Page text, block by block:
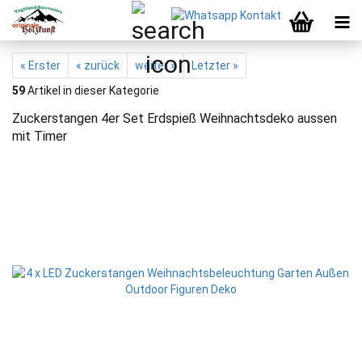
« Erster « zurück weiter »
Letzter »
59Artikel in dieser Kategorie
Zuckerstangen 4er Set Erdspieß Weihnachtsdeko aussen
mit Timer